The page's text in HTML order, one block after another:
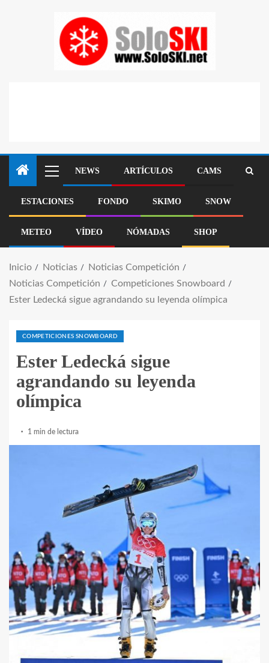
NEWS ARTÍCULOS CAMS
ESTACIONES FONDO SKIMO SNOW
METEO VÍDEO NÓMADAS SHOP
Inicio Noticias
Noticias Competición
Noticias Competición
Competiciones Snowboard
Ester Ledecká sigue agrandando su leyenda olímpica
COMPETICIONES SNOWBOARD
Ester Ledecká sigue
agrandando su leyenda
olímpica
1 min de lectura